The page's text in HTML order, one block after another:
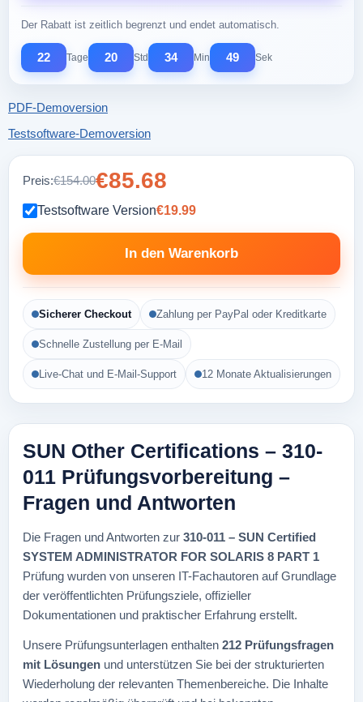
Der Rabatt ist zeitlich begrenzt und endet automatisch.
22 Tage 20 Std 34 Min 48 Sek
PDF-Demoversion
Testsoftware-Demoversion
Preis:€154.00€85.68
Testsoftware Version€19.99
In den Warenkorb
Sicherer Checkout Zahlung per PayPal oder Kreditkarte
Schnelle Zustellung per E-Mail
Live-Chat und E-Mail-Support 12 Monate Aktualisierungen
SUN Other Certifications – 310-
011 Prüfungsvorbereitung –
Fragen und Antworten
Die Fragen und Antworten zur 310-011 – SUN Certified
SYSTEM ADMINISTRATOR FOR SOLARIS 8 PART 1
Prüfung wurden von unseren IT-Fachautoren auf Grundlage
der veröffentlichten Prüfungsziele, offizieller
Dokumentationen und praktischer Erfahrung erstellt.
Unsere Prüfungsunterlagen enthalten 212 Prüfungsfragen
mit Lösungen und unterstützen Sie bei der strukturierten
Wiederholung der relevanten Themenbereiche. Die Inhalte